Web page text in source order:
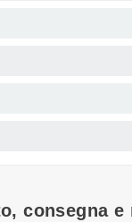
consegna e